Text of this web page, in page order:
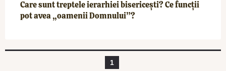
Care sunt treptele ierarhiei bisericești? Ce funcții
pot avea „oamenii Domnului”?
1